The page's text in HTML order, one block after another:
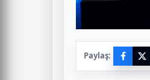
Paylaş: